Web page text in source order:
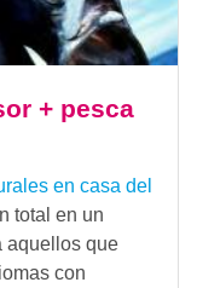
+ pesca
en casa del
total en un
aquellos que
con